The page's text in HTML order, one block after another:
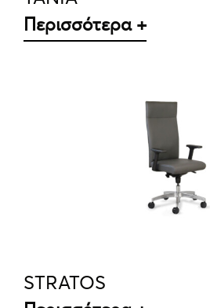
Περισσότερα +
ΛΕΠΤΟΜΈΡΕΙΕΣ
STRATOS